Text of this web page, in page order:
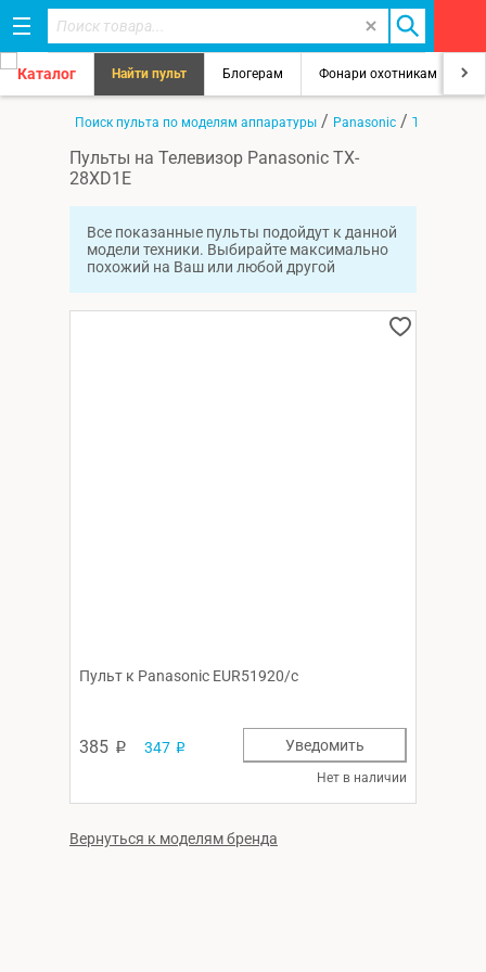
Каталог Найти пульт Блогерам Фонари охотникам
Поиск пульта по моделям аппаратуры / Panasonic / TX-28XD1E
Пульты на Телевизор Panasonic TX-
28XD1E
Все показанные пульты подойдут к данной
модели техники. Выбирайте максимально
похожий на Ваш или любой другой
Пульт к Panasonic EUR51920/c
385 p 347 p
Нет в наличии
Уведомить
Вернуться к моделям бренда